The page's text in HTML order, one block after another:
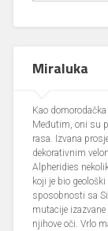
Miraluka
Kao
Međutim, oni su
rasa. Izvana
dekorativnim
Alpheridies
koji je bio
sposobnosti sa
mutacije
njihove oči. Vrlo